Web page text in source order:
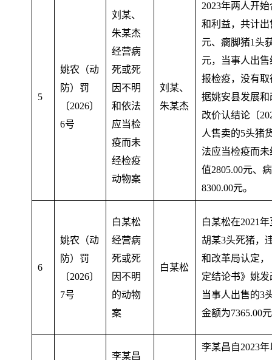
5
姚农（动
防）罚
〔2026〕
6号
刘某、
朱某杰
经营病
死或死
因不明
和依法
应当检
疫而未
经检疫
动物案
刘某、
朱某杰
2023年两人开
和利益，共计出
元、瘸脚猪1头
元，当事人出
报检疫，没有
据姚安县发展
改价认结论〔
人售卖的5头猪
法应当检疫而
值2805.00元、
8300.00元。
6
姚农（动
防）罚
〔2026〕
7号
白某松
经营病
死或死
因不明
的动物
案
白某松
白某松在2021
胡某3头死猪，
和改革局认定
定结论书》姚
当事人出售的3
金额为7365.00元
李某昌
李某昌自2023